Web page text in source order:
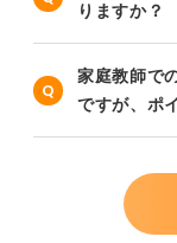
りますか？
家庭教師で
ですが、ポ